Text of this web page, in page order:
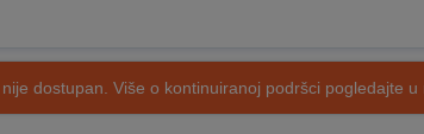
dostupan. Više o kontinuiranoj podršci pogledajte u